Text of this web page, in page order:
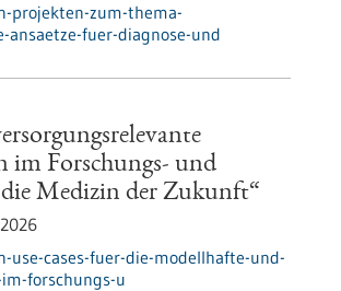
projekten-zum-thema-
fuer-diagnose-und
im Forschungs- und
Medizin der Zukunft“
cases-fuer-die-modellhafte-und-
forschungs-u